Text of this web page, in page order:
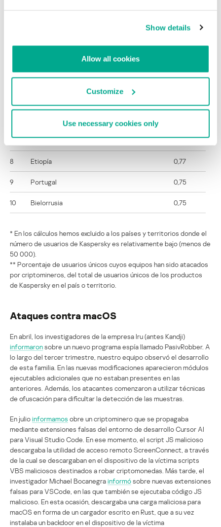
Show details
Allow all cookies
Customize
Use necessary cookies only
4 Argelia 0,95
7 República Dominicana 0,86
8 Etiopía 0,77
9 Portugal 0,75
10 Bielorrusia 0,75
* En los cálculos hemos excluido a los países y territorios donde el
número de usuarios de Kaspersky es relativamente bajo (menos de
50 000).
** Porcentaje de usuarios únicos cuyos equipos han sido atacados
por criptomineros, del total de usuarios únicos de los productos
de Kaspersky en el país o territorio.
Ataques contra macOS
En abril, los investigadores de la empresa Iru (antes Kandji)
informaronsobre un nuevo programa espía llamado PasivRobber. A
lo largo del tercer trimestre, nuestro equipo observó el desarrollo
de esta familia. En las nuevas modificaciones aparecieron módulos
ejecutables adicionales que no estaban presentes en las
anteriores. Además, los atacantes comenzaron a utilizar técnicas
de ofuscación para dificultar la detección de las muestras.
En julioinformamos obre un criptominero que se propagaba
mediante extensiones falsas del entorno de desarrollo Cursor AI
para Visual Studio Code. En ese momento, el script JS malicioso
descargaba la utilidad de acceso remoto ScreenConnect, a través
de la cual se descargaban en el dispositivo de la víctima scripts
VBS maliciosos destinados a robar criptomonedas. Más tarde, el
investigador Michael Bocanegrainformósobre nuevas extensiones
falsas para VSCode, en las que también se ejecutaba código JS
malicioso. En esta ocasión, descargaba una carga maliciosa para
macOS en forma de un cargador escrito en Rust, que a su vez
instalaba un backdoor en el dispositivo de la víctima